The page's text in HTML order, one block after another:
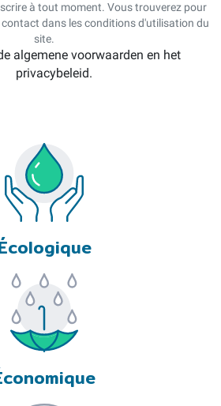
à tout moment. Vous trouverez pour
dans les conditions d'utilisation du
site.
algemene voorwaarden en het
privacybeleid.